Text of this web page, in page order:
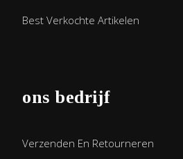
Best Verkochte Artikelen
ons bedrijf
Verzenden En Retourneren